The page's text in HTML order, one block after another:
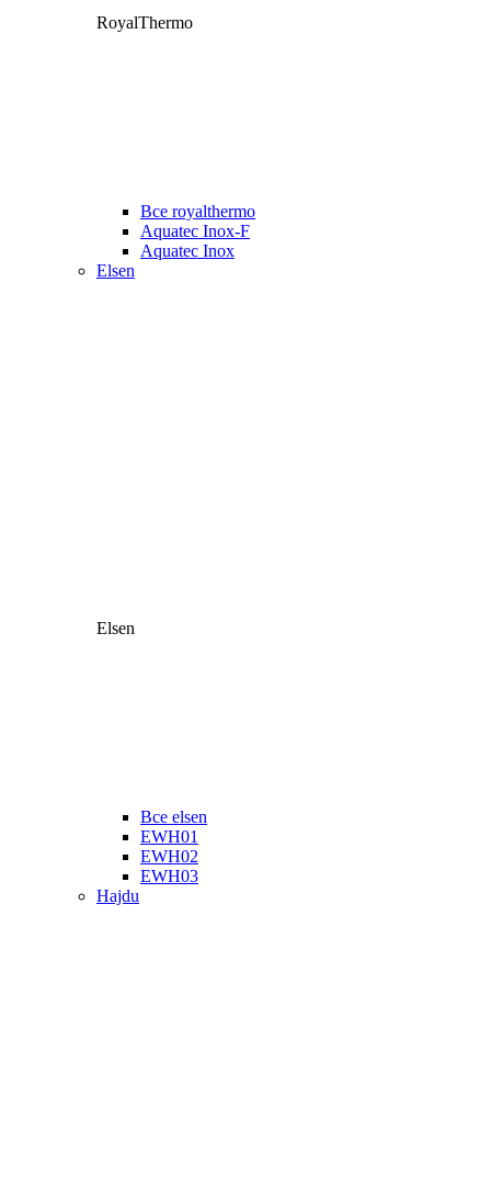
RoyalThermo
Все royalthermo
Aquatec Inox-F
Aquatec Inox
Elsen
Elsen
Все elsen
EWH01
EWH02
EWH03
Hajdu